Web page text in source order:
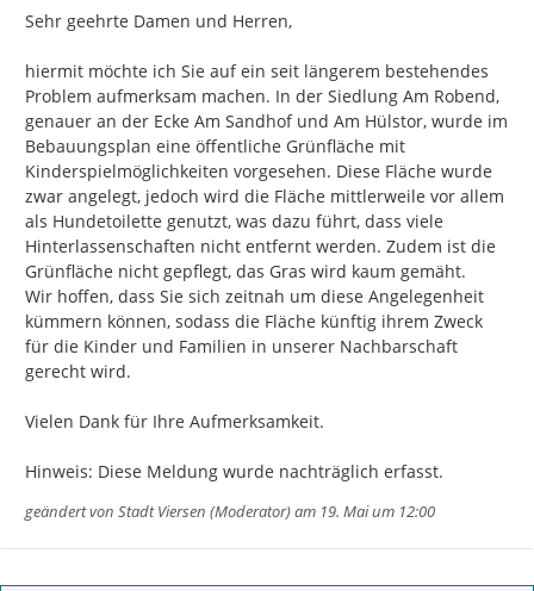
Sehr geehrte Damen und Herren,
hiermit möchte ich Sie auf ein seit längerem bestehendes
Problem aufmerksam machen. In der Siedlung Am Robend,
genauer an der Ecke Am Sandhof und Am Hülstor, wurde im
Bebauungsplan eine öffentliche Grünfläche mit
Kinderspielmöglichkeiten vorgesehen. Diese Fläche wurde
zwar angelegt, jedoch wird die Fläche mittlerweile vor allem
als Hundetoilette genutzt, was dazu führt, dass viele
Hinterlassenschaften nicht entfernt werden. Zudem ist die
Grünfläche nicht gepflegt, das Gras wird kaum gemäht.
Wir hoffen, dass Sie sich zeitnah um diese Angelegenheit
kümmern können, sodass die Fläche künftig ihrem Zweck
für die Kinder und Familien in unserer Nachbarschaft
gerecht wird.
Vielen Dank für Ihre Aufmerksamkeit.
Hinweis: Diese Meldung wurde nachträglich erfasst.
geändert von Stadt Viersen (Moderator)am 19. Mai um 12:00